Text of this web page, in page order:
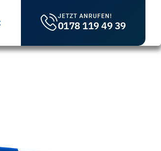
JETZT ANRUFEN!
0178 119 49 39